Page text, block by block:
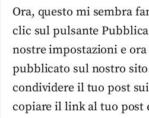
Ora, questo mi sembra
clic sul pulsante
nostre impostazioni e
pubblicato sul nostro
condividere il tuo post
copiare il link al tuo post